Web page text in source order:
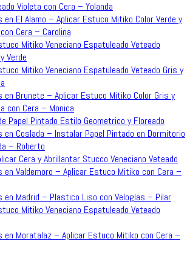
Violeta con Cera – Yolanda
en El Alamo – Aplicar Estuco Mitiko Color Verde y
Cera – Carolina
Mitiko Veneciano Espatuleado Veteado
Verde
Mitiko Veneciano Espatuleado Veteado Gris y
en Brunete – Aplicar Estuco Mitiko Color Gris y
con Cera – Monica
Papel Pintado Estilo Geometrico y Floreado
en Coslada – Instalar Papel Pintado en Dormitorio
– Roberto
Cera y Abrillantar Stucco Veneciano Veteado
en Valdemoro – Aplicar Estuco Mitiko con Cera –
en Madrid – Plastico Liso con Veloglas – Pilar
Mitiko Veneciano Espatuleado Veteado
en Moratalaz – Aplicar Estuco Mitiko con Cera –